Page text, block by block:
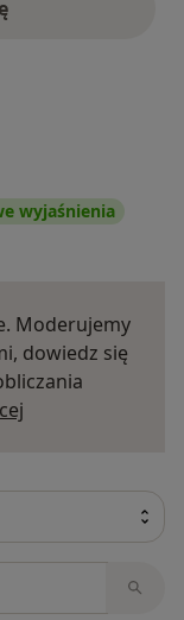
wyjaśnienia
Moderujemy
dowiedz się